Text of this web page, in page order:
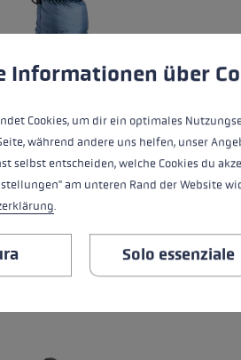
media di 5 su 5 stelle
- 8.5 (half size)
****** Extra Warm +
Informationen über
Cookies, um dir ein optimales
während andere uns helfen, unser
selbst entscheiden, welche Cookies du
am unteren Rand der Website
.
Solo essenziale